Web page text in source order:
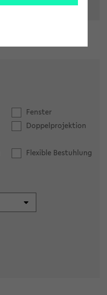
Fenster
Doppelprojektion
Flexible Bestuhlung